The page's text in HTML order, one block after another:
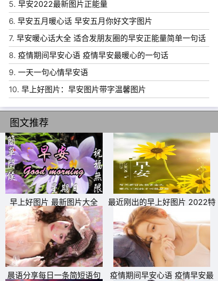
11、没有奇迹，只有你努力的轨迹。
12、人和人相处，靠的是一点诚意。
13、同是风华正茂，怎甘他人之下。
14、不要嘲笑别人的疤，那只是你没有经历过的伤。
15、每天开心笑，累了就睡觉，醒了就微笑，生活就是如
此。
5. 早安2022最新图片正能量
6. 早安五月暖心话 早安五月你好文字图片
7. 早安暖心话大全 适合发朋友圈的早安正能量简单一句话
8. 疫情期间早安心语 疫情早安最暖心的一句话
9. 一天一句心情早安语
10. 早上好图片：早安图片带字温馨图片
图文推荐
早上好图片 最新图片大全
最近刚出的早上好图片 2022特
别漂亮的早上好图片
晨语分享每日一条简短语句
疫情期间早安心语 疫情早安最